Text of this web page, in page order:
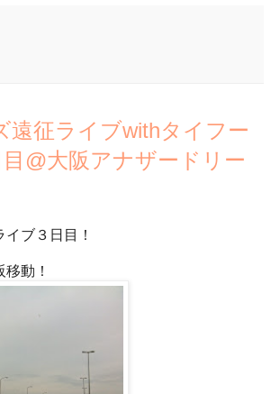
遠征ライブwithタイフー
@大阪アナザードリー
ブ３日目！
動！